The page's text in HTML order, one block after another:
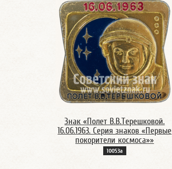
Знак «Полет В.В.Терешковой.
16.06.1963. Серия знаков «Первые
покорители космоса»»
10053а